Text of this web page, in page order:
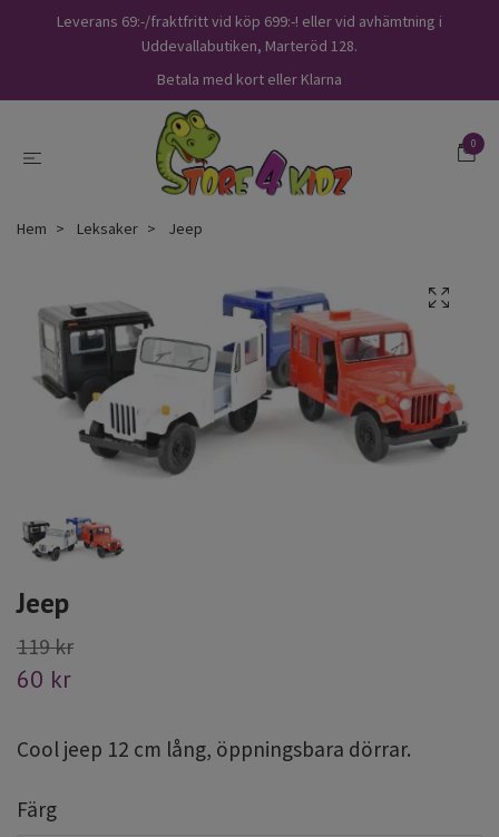
Leverans 69:-/fraktfritt vid köp 699:-! eller vid avhämtning i
Uddevallabutiken, Marteröd 128.
Betala med kort eller Klarna
0
Hem Leksaker Jeep
Jeep
119 kr
60 kr
Cool jeep 12 cm lång, öppningsbara dörrar.
Färg